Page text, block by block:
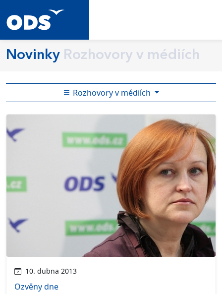
Novinky Rozhovory v médiích
Rozhovory v médiích
10. dubna 2013
Ozvěny dne